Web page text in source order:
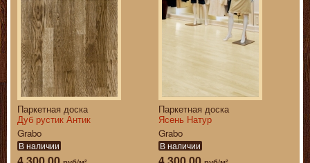
Паркетная доска
Дуб рустик Антик
Grabo
В наличии
Паркетная доска
Ясень Натур
Grabo
В наличии